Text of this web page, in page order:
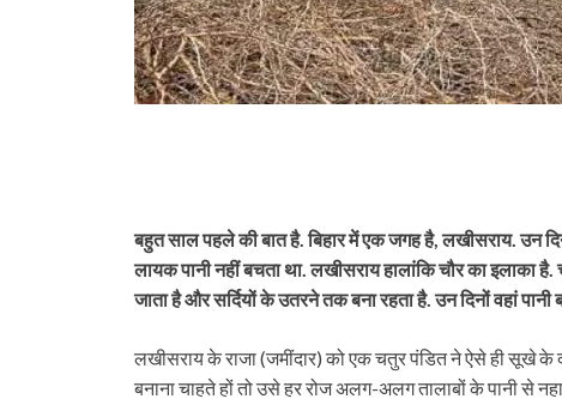
बहुत साल पहले की बात है. बिहार में एक जगह है, लखीसराय. उन
लायक पानी नहीं बचता था. लखीसराय हालांकि चौर का इलाका
जाता है और सर्दियों के उतरने तक बना रहता है. उन दिनों वहां पानी
लखीसराय के राजा (जमींदार) को एक चतुर पंडित ने ऐसे ही सूखे के
बनाना चाहते हों तो उसे हर रोज अलग-अलग तालाबों के पानी से